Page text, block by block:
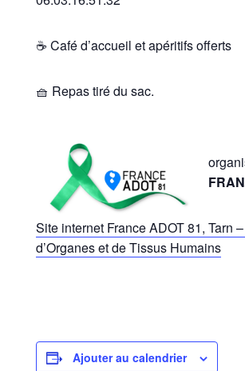
☕ Café d’accueil et apéritifs offerts
🧺 Repas tiré du sac.
Site internet France ADOT 81, Tarn
d’Organes et de Tissus Humains
Ajouter au calendrier